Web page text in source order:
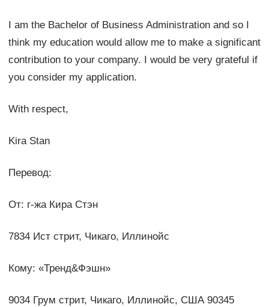
I am the Bachelor of Business Administration and so I
think my education would allow me to make a significant
contribution to your company. I would be very grateful if
you consider my application.
With respect,
Kira Stan
Перевод:
От: г-жа Кира Стэн
7834 Ист стрит, Чикаго, Иллинойс
Кому: «Тренд&Фэшн»
9034 Грум стрит, Чикаго, Иллинойс, США 90345